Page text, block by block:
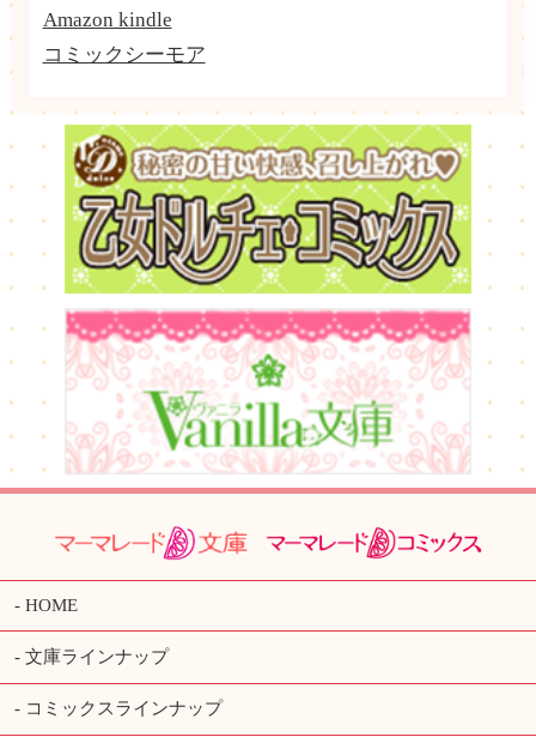
Amazon kindle
コミックシーモア
HOME
文庫ラインナップ
コミックスラインナップ